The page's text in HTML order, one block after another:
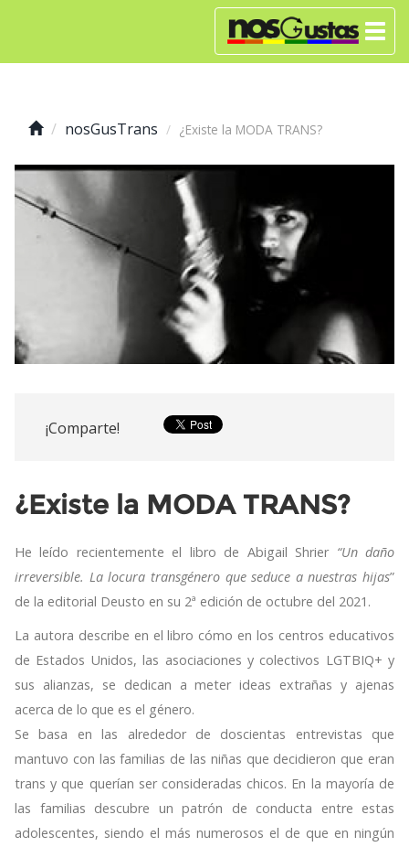
nosGusTrans ¿Existe la MODA TRANS?
¡Comparte!
¿Existe la MODA TRANS?
He leído recientemente el libro de Abigail Shrier “Un daño
irreversible. La locura transgénero que seduce a nuestras hijas”
de la editorial Deusto en su 2ª edición de octubre del 2021.
La autora describe en el libro cómo en los centros educativos
de Estados Unidos, las asociaciones y colectivos LGTBIQ+ y
sus alianzas, se dedican a meter ideas extrañas y ajenas
acerca de lo que es el género.
Se basa en las alrededor de doscientas entrevistas que
mantuvo con las familias de las niñas que decidieron que eran
trans y que querían ser consideradas chicos. En la mayoría de
las familias descubre un patrón de conducta entre estas
adolescentes, siendo el más numerosos el de que en ningún